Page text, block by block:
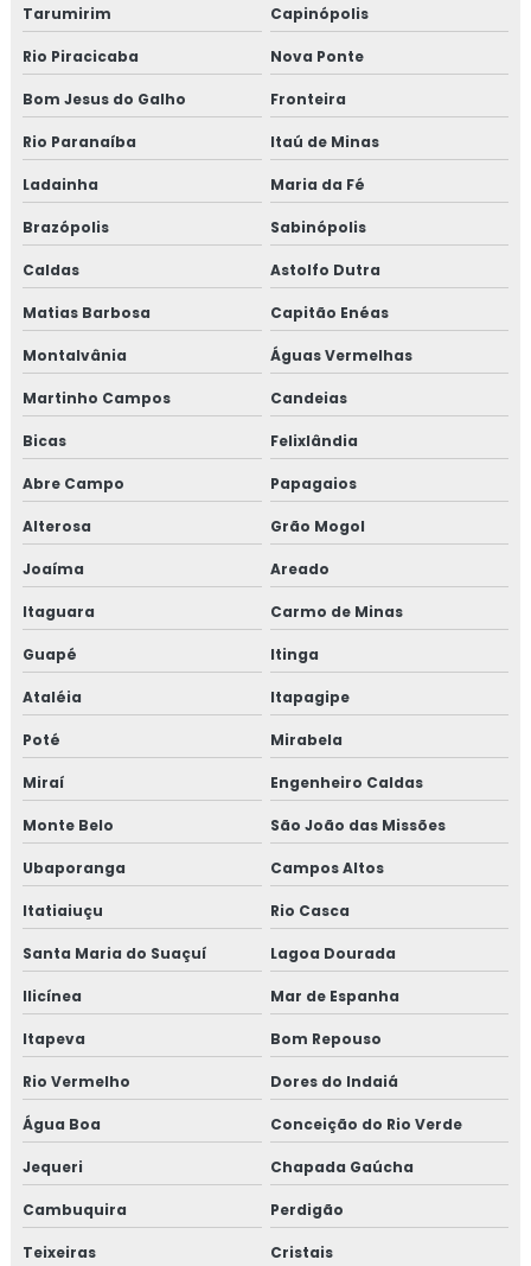
Tarumirim Capinópolis
Rio Piracicaba Nova Ponte
Bom Jesus do Galho Fronteira
Rio Paranaíba Itaú de Minas
Ladainha Maria da Fé
Brazópolis Sabinópolis
Caldas Astolfo Dutra
Matias Barbosa Capitão Enéas
Montalvânia Águas Vermelhas
Martinho Campos Candeias
Bicas Felixlândia
Abre Campo Papagaios
Alterosa Grão Mogol
Joaíma Areado
Itaguara Carmo de Minas
Guapé Itinga
Ataléia Itapagipe
Poté Mirabela
Miraí Engenheiro Caldas
Monte Belo São João das Missões
Ubaporanga Campos Altos
Itatiaiuçu Rio Casca
Santa Maria do Suaçuí Lagoa Dourada
Ilicínea Mar de Espanha
Itapeva Bom Repouso
Rio Vermelho Dores do Indaiá
Água Boa Conceição do Rio Verde
Jequeri Chapada Gaúcha
Cambuquira Perdigão
Teixeiras Cristais